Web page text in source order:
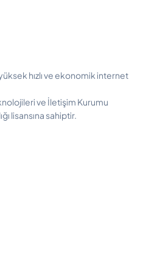
hızlı ve ekonomik internet
ve İletişim Kurumu
lisansına sahiptir.